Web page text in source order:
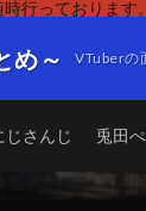
行っておりま
め～ VTuberの
じさんじ 兎田